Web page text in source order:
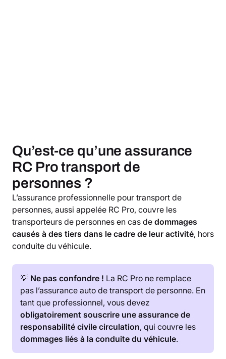
Qu’est-ce qu’une assurance
RC Pro transport de
personnes ?
L’assurance professionnelle pour transport de
personnes, aussi appelée RC Pro, couvre les
transporteurs de personnes en cas de dommages
causés à des tiers dans le cadre de leur activité, hors
conduite du véhicule.
💡 Ne pas confondre ! La RC Pro ne remplace
pas l’assurance auto de transport de personne. En
tant que professionnel, vous devez
obligatoirement souscrire une assurance de
responsabilité civile circulation, qui couvre les
dommages liés à la conduite du véhicule.